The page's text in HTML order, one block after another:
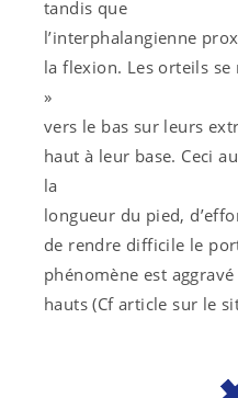
tandis que
l’interphalangienne
la flexion. Les orteils
»
vers le bas sur leurs
haut à leur base. Ceci
la
longueur du pied,
de rendre difficile le
phénomène est
hauts (Cf article sur le